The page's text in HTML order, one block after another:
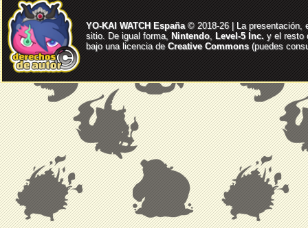
YO-KAI WATCH España© 2018-26 | La presentación,
sitio. De igual forma, Nintendo, Level-5 Inc. y el resto
bajo una licencia deCreative Commons(puedes